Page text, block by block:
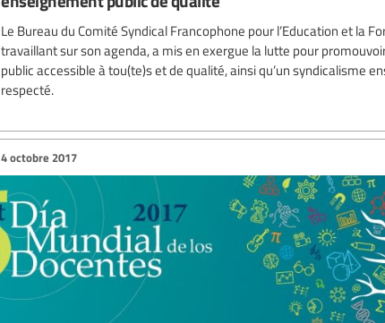
Le Bureau du Comité Syndical Francophone pour l’Education et la
travaillant sur son agenda, a mis en exergue la lutte pour
public accessible à tou(te)s et de qualité, ainsi qu’un syndicalisme
respecté.
4 octobre 2017